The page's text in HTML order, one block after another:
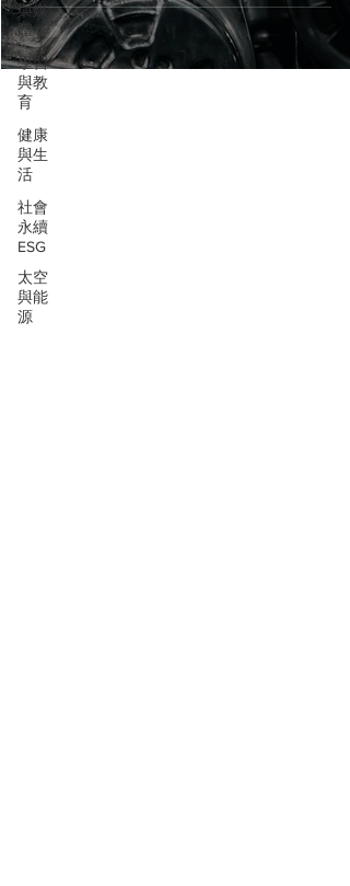
與媒
體
學習
與教
育
健康
與生
活
社會
永續
ESG
太空
與能
源